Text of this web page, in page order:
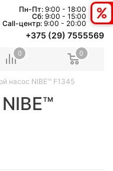
Пн-Пт: 9:00 - 18:00
Сб: 9:00 - 15:00
Сall-центр: 9:00 - 20:00
+375 (29) 7555569
0 0
насос NIBE™ F1345